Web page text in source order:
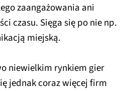
zaangażowania ani
czasu. Sięga się po nie np.
miejską.
niewielkim rynkiem gier
jednak coraz więcej firm